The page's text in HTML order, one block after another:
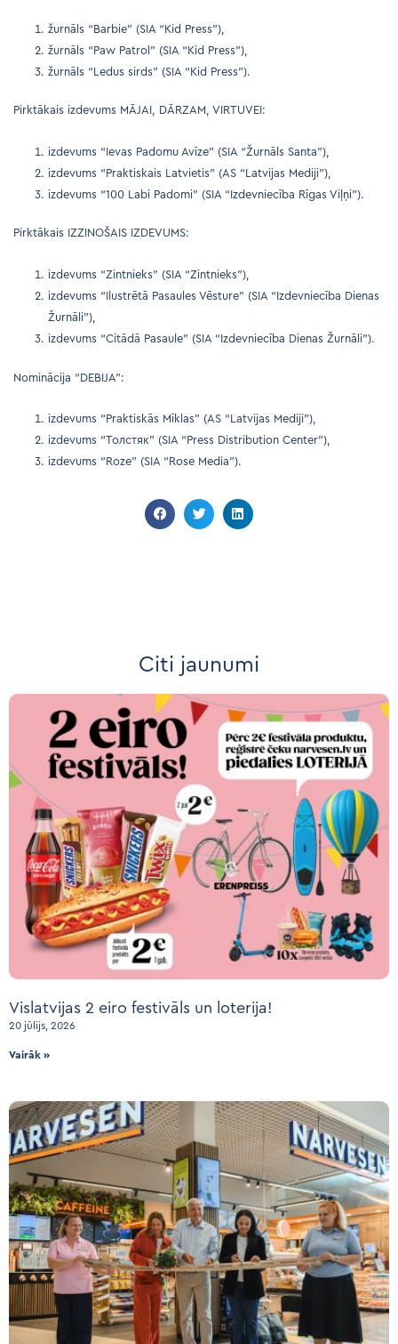
žurnāls “Barbie” (SIA “Kid Press”),
žurnāls “Paw Patrol” (SIA “Kid Press”),
žurnāls “Ledus sirds” (SIA “Kid Press”).
Pirktākais izdevums MĀJAI, DĀRZAM, VIRTUVEI:
izdevums “Ievas Padomu Avīze” (SIA “Žurnāls Santa”),
izdevums “Praktiskais Latvietis” (AS “Latvijas Mediji”),
izdevums “100 Labi Padomi” (SIA “Izdevniecība Rīgas Viļņi”).
Pirktākais IZZINOŠAIS IZDEVUMS:
izdevums “Zintnieks” (SIA “Zintnieks”),
izdevums “Ilustrētā Pasaules Vēsture” (SIA “Izdevniecība Dienas
Žurnāli”),
izdevums “Citādā Pasaule” (SIA “Izdevniecība Dienas Žurnāli”).
Nominācija “DEBIJA”:
izdevums “Praktiskās Mīklas” (AS “Latvijas Mediji”),
izdevums “Толстяк” (SIA “Press Distribution Center”),
izdevums “Roze” (SIA “Rose Media”).
Citi jaunumi
Vislatvijas 2 eiro festivāls un loterija!
20 jūlijs, 2026
Vairāk »